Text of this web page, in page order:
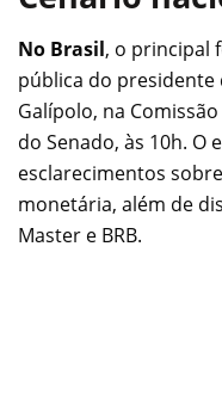
No Brasil, o principal
pública do presidente
Galípolo, na
do Senado, às 10h. O
esclarecimentos
monetária, além de
Master e BRB.